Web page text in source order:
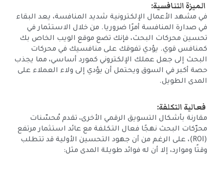
الميزة التنافسية:
في مشهد الأعمال الإلكترونية شديد المنافسة، يعد البقاء
في صدارة المنافسة أمرًا ضروريا. من خلال الاستثمار في
تحسين محركات البحث، فإنك تضع موقع الويب الخاص بك
كمنافس قوي. يؤدي تفوقك على منافسيك في محركات
البحث إلى جعل عملك الإلكتروني كمورد أساسي، مما يجذب
حصة أكبر في السوق ويحتمل أن يؤدي إلى ولاء العملاء على
المدى الطويل.
فعالية التكلفة:
مقارنة بأشكال التسويق الرقمي الأخرى، تقدم مُحسّنات
محرّكات البحث نهجًا فعال التكلفة مع عائد استثمار مرتفع
(ROI)، على الرغم من أن جهود التحسين الأولية قد تتطلب
وقتًا وموارد، إلا أن له فوائد طويلة المدى مثل: